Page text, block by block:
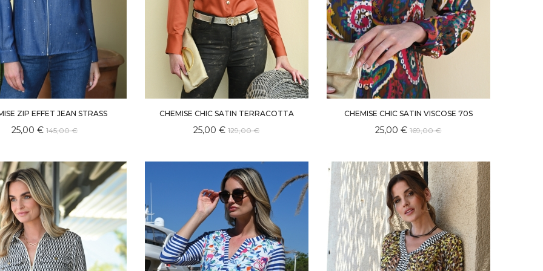
ZIP EFFET JEAN STRASS
25,00 € 145,00 €
CHEMISE CHIC SATIN TERRACOTTA
25,00 € 129,00 €
CHEMISE CHIC SATIN VISCOSE 70S
25,00 € 169,00 €